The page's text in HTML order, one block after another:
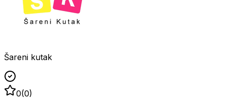
Šareni kutak
0(0)